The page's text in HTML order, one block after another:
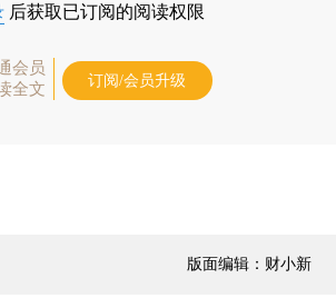
后获取已订阅的阅读权限
会员
全文
订阅/会员升级
版面编辑：财小新